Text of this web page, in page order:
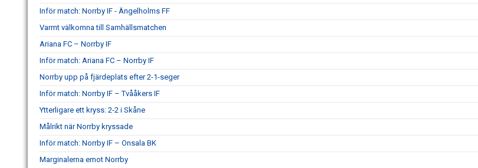
Inför match: Norrby IF - Ängelholms FF
Varmt välkomna till Samhällsmatchen
Ariana FC – Norrby IF
Inför match: Ariana FC – Norrby IF
Norrby upp på fjärdeplats efter 2-1-seger
Inför match: Norrby IF – Tvååkers IF
Ytterligare ett kryss: 2-2 i Skåne
Målrikt när Norrby kryssade
Inför match: Norrby IF – Onsala BK
Marginalerna emot Norrby